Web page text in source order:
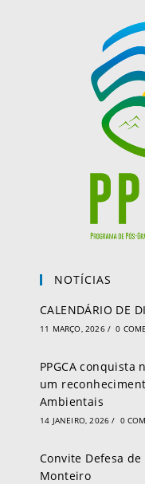
NOTÍCIAS
CALENDÁRIO DE
11 MARÇO, 2026 / 0
PPGCA conquista
um
Ambientais
14 JANEIRO, 2026 / 0
Convite Defesa de
Monteiro